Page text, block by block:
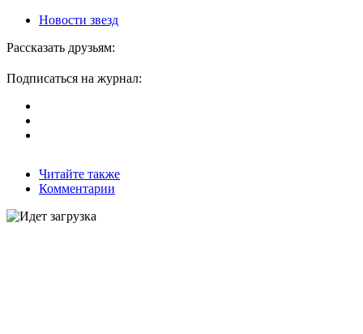
Новости звезд
Рассказать друзьям:
Подписаться на журнал:
Читайте также
Комментарии